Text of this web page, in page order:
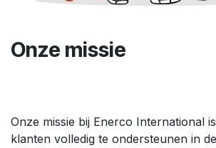
Onze missie
Onze missie bij Enerco International
klanten volledig te ondersteunen in